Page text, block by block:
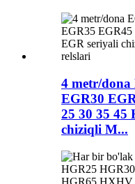
4 metr/dona
EGR30
25 30 35 45
chiziqli M...